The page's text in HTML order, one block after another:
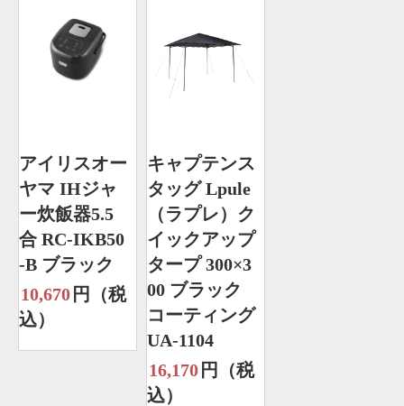
アイリスオー
ヤマ IHジャ
ー炊飯器5.5
合 RC-IKB50
-B ブラック
10,670 円（税
込）
キャプテンス
タッグ Lpule
（ラプレ）ク
イックアップ
タープ 300×3
00 ブラック
コーティング
UA-1104
16,170 円（税
込）